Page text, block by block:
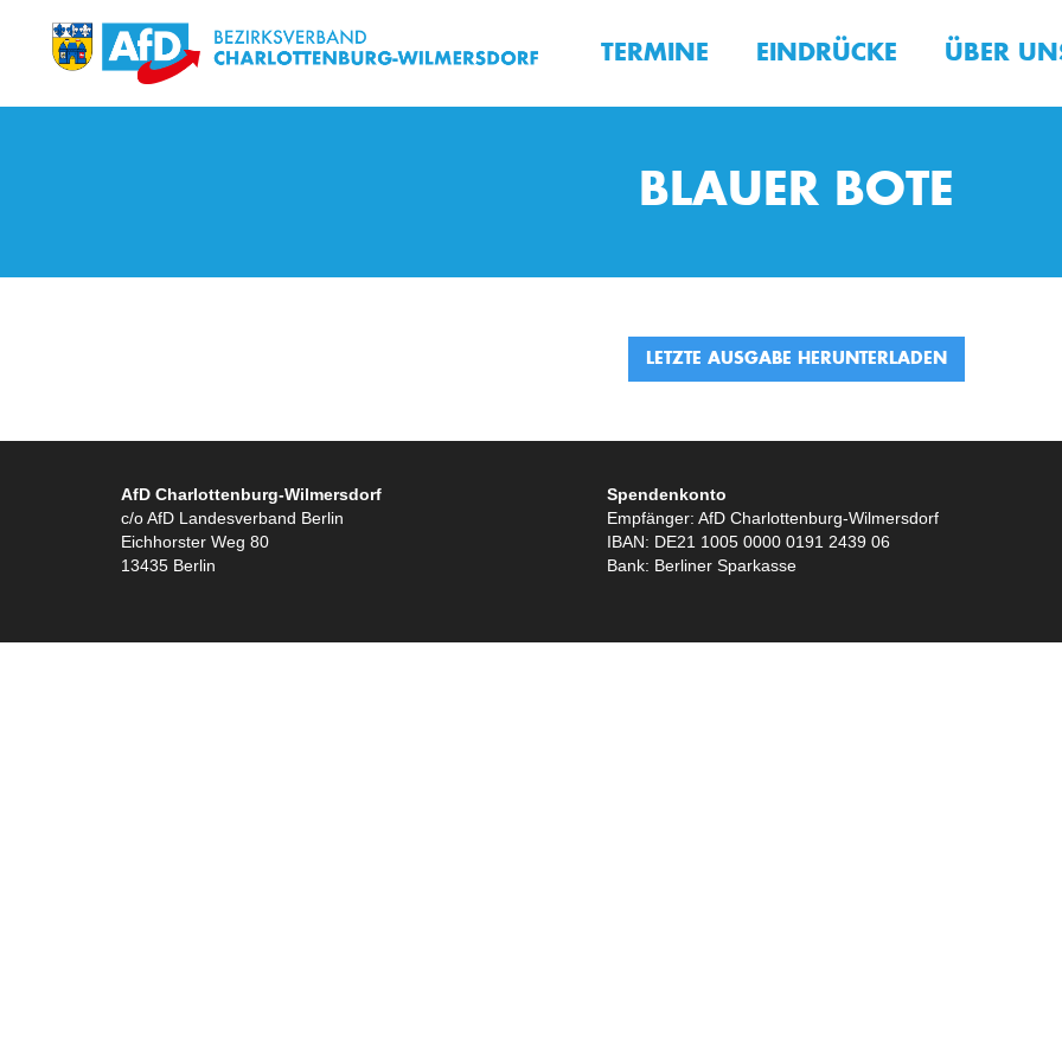
TERMINE EINDRÜCKE ÜBER
BLAUER BOTE
LETZTE AUSGABE HERUNTERLADEN
AfD Charlottenburg-Wilmersdorf
c/o AfD Landesverband Berlin
Eichhorster Weg 80
13435 Berlin
Spendenkonto
Empfänger: AfD Charlottenburg-Wilmersdorf
IBAN: DE21 1005 0000 0191 2439 06
Bank: Berliner Sparkasse